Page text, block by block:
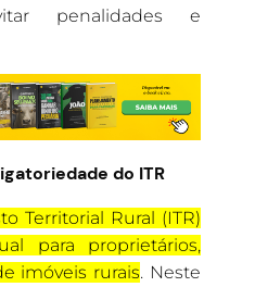
penalidades e
do ITR
Territorial Rural (ITR)
para proprietários,
imóveis rurais. Neste